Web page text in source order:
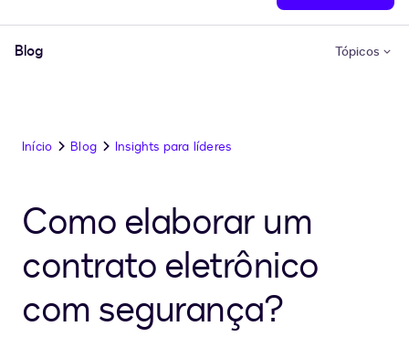
Blog Tópicos
Início Blog Insights para líderes
Como elaborar um
contrato eletrônico
com segurança?